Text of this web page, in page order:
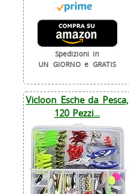
Spedizioni in
UN GIORNO e GRATIS
Vicloon Esche da Pesca,
120 Pezzi...